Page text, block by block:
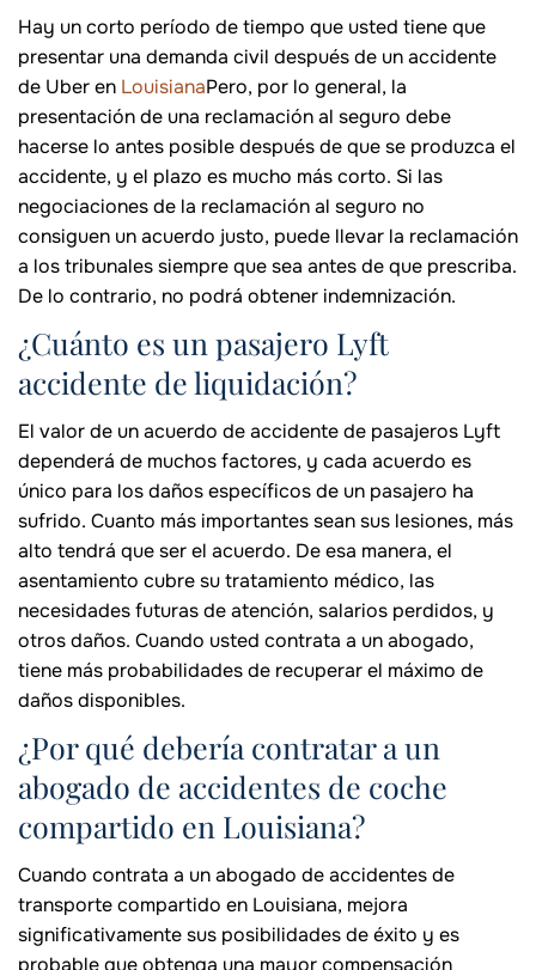
Hay un corto período de tiempo que usted tiene que
presentar una demanda civil después de un accidente
de Uber en LouisianaPero, por lo general, la
presentación de una reclamación al seguro debe
hacerse lo antes posible después de que se produzca el
accidente, y el plazo es mucho más corto. Si las
negociaciones de la reclamación al seguro no
consiguen un acuerdo justo, puede llevar la reclamación
a los tribunales siempre que sea antes de que prescriba.
De lo contrario, no podrá obtener indemnización.
¿Cuánto es un pasajero Lyft
accidente de liquidación?
El valor de un acuerdo de accidente de pasajeros Lyft
dependerá de muchos factores, y cada acuerdo es
único para los daños específicos de un pasajero ha
sufrido. Cuanto más importantes sean sus lesiones, más
alto tendrá que ser el acuerdo. De esa manera, el
asentamiento cubre su tratamiento médico, las
necesidades futuras de atención, salarios perdidos, y
otros daños. Cuando usted contrata a un abogado,
tiene más probabilidades de recuperar el máximo de
daños disponibles.
¿Por qué debería contratar a un
abogado de accidentes de coche
compartido en Louisiana?
Cuando contrata a un abogado de accidentes de
transporte compartido en Louisiana, mejora
significativamente sus posibilidades de éxito y es
probable que obtenga una mayor compensación